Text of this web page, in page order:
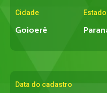
Cidade
Goioerê
Estado
Data do cadastro